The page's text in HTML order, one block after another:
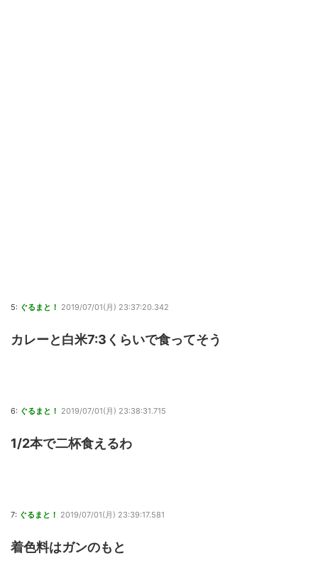
5: ぐるまと！ 2019/07/01(月) 23:37:20.342
カレーと白米7:3くらいで食ってそう
6: ぐるまと！ 2019/07/01(月) 23:38:31.715
1/2本で二杯食えるわ
7: ぐるまと！ 2019/07/01(月) 23:39:17.581
着色料はガンのもと